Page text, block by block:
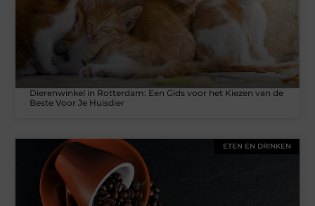
Dierenwinkel in Rotterdam: Een Gids voor het Kiezen van de
Beste Voor Je Huisdier
ETEN EN DRINKEN